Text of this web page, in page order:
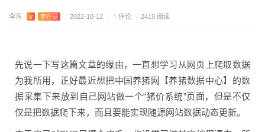
李海 V 管理员 / 2022-10-12 / 1 评论 / 2419 阅读
先说一下写这篇文章的缘由，一直想学习从网页上爬取数据
为我所用，正好最近想把中国养猪网【养猪数据中心】的数
据采集下来放到自己网站做一个“猪价系统”页面，但是不仅
仅是把数据爬下来，而且要能实现随源网站数据动态更新。